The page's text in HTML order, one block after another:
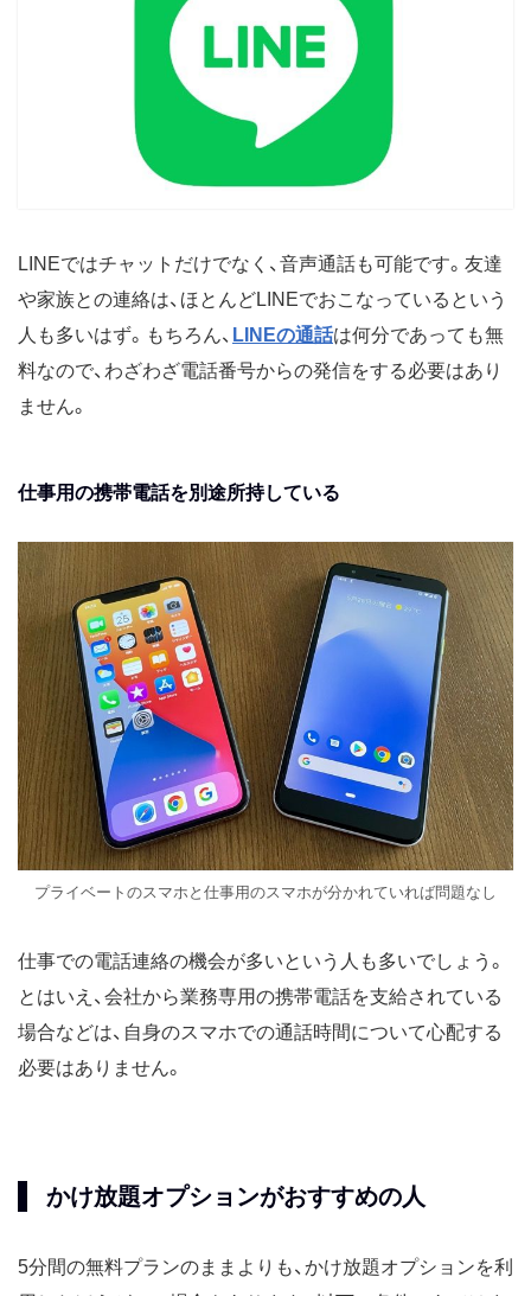
LINEではチャットだけでなく、音声通話も可能です。友達
や家族との連絡は、ほとんどLINEでおこなっているという
人も多いはず。もちろん、 LINEの通話は何分であっても無
料なので、わざわざ電話番号からの発信をする必要はあり
ません。
仕事用の携帯電話を別途所持している
プライベートのスマホと仕事用のスマホが分かれていれば問題なし
仕事での電話連絡の機会が多いという人も多いでしょう。
とはいえ、会社から業務専用の携帯電話を支給されている
場合などは、自身のスマホでの通話時間について心配する
必要はありません。
かけ放題オプションがおすすめの人
5分間の無料プランのままよりも、かけ放題オプションを利